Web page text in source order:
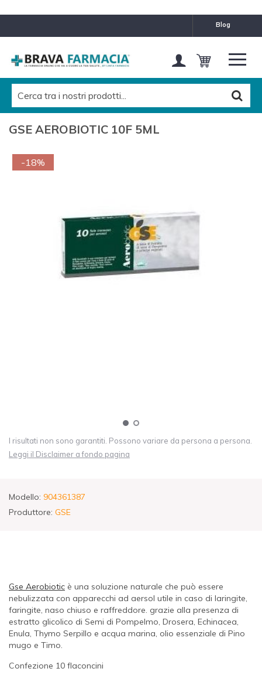
blog
GSE AEROBIOTIC 10F 5ML
-18%
I risultati non sono garantiti. Possono variare da persona a persona.
Leggi il Disclaimer a fondo pagina
Modello: 904361387
Produttore: GSE
Gse Aerobiotic è una soluzione naturale che può essere
nebulizzata con apparecchi ad aersol utile in caso di laringite,
faringite, naso chiuso e raffreddore. grazie alla presenza di
estratto glicolico di Semi di Pompelmo, Drosera, Echinacea,
Enula, Thymo Serpillo e acqua marina, olio essenziale di Pino
mugo e Timo.
Confezione 10 flaconcini